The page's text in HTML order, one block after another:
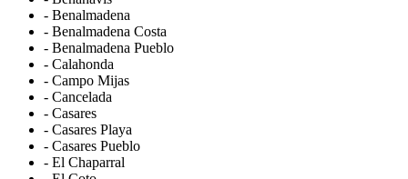
- Benalmadena
- Benalmadena Costa
- Benalmadena Pueblo
- Calahonda
- Campo Mijas
- Cancelada
- Casares
- Casares Playa
- Casares Pueblo
- El Chaparral